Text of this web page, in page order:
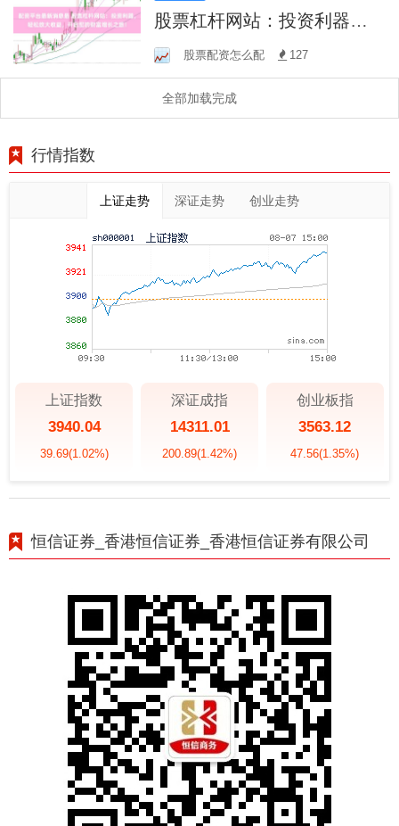
股票杠杆网站：投资利器，
轻松放大收益，开启您的财
富增长之旅！
股票配资怎么配 127
全部加载完成
行情指数
上证走势 深证走势 创业走势
上证指数
3940.04
39.69(1.02%)
深证成指
14311.01
200.89(1.42%)
创业板指
3563.12
47.56(1.35%)
恒信证券_香港恒信证券_香港恒信证券有限公司